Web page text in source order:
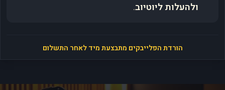
ולהעלות ליוטיוב.
הורדת הפלייבקים מתבצעת מיד לאחר התשלום